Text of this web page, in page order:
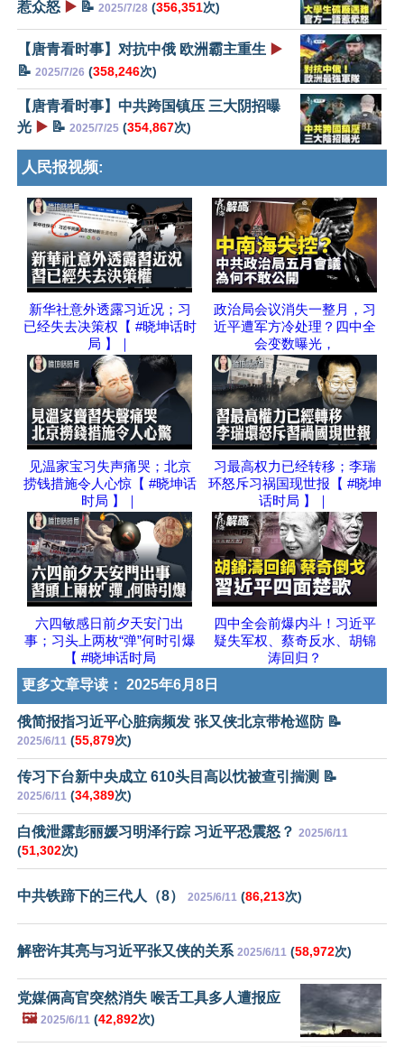
惹众怒 ▶️ 📝 2025/7/28 (356,351次)
【唐青看时事】对抗中俄 欧洲霸主重生 ▶️
📝 2025/7/26 (358,246次)
【唐青看时事】中共跨国镇压 三大阴招曝
光 ▶️ 📝 2025/7/25 (354,867次)
人民报视频:
新华社意外透露习近况；习
已经失去决策权【 #晓坤话时
局 】｜
政治局会议消失一整月，习
近平遭军方冷处理？四中全
会变数曝光，
见温家宝习失声痛哭；北京
捞钱措施令人心惊【 #晓坤话
时局 】｜
习最高权力已经转移；李瑞
环怒斥习祸国现世报【 #晓坤
话时局 】｜
六四敏感日前夕天安门出
事；习头上两枚“弹”何时引爆
【 #晓坤话时局
四中全会前爆内斗！习近平
疑失军权、蔡奇反水、胡锦
涛回归？
更多文章导读： 2025年6月8日
俄简报指习近平心脏病频发 张又侠北京带枪巡防 📝
2025/6/11 (55,879次)
传习下台新中央成立 610头目高以忱被查引揣测 📝
2025/6/11 (34,389次)
白俄泄露彭丽媛习明泽行踪 习近平恐震怒？ 2025/6/11
(51,302次)
中共铁蹄下的三代人（8） 2025/6/11 (86,213次)
解密许其亮与习近平张又侠的关系 2025/6/11 (58,972次)
党媒俩高官突然消失 喉舌工具多人遭报应
🖼️ 2025/6/11 (42,892次)